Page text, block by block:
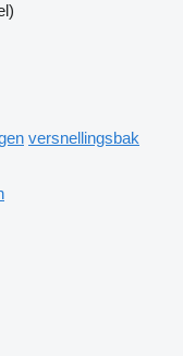
versnellingsbak